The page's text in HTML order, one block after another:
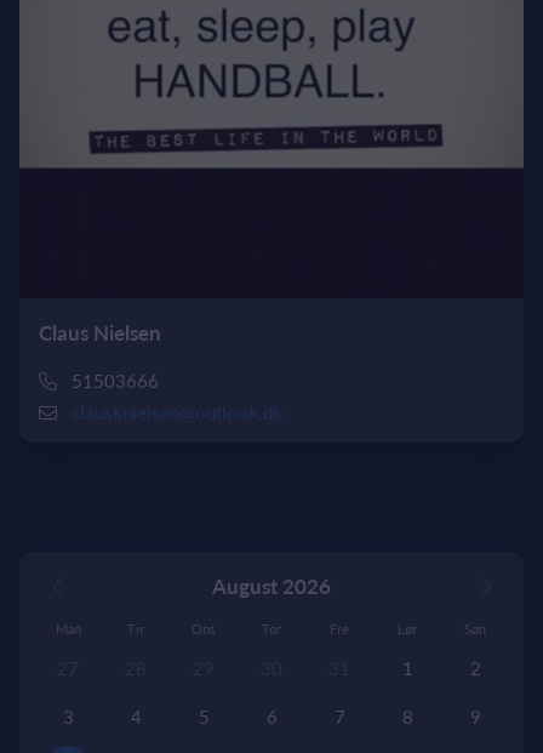
Claus Nielsen
51503666
clausknielsen@outlook.dk
August 2026
Man Tir Ons Tor Fre Lør Søn
1 2
3 4 5 6 7 8 9